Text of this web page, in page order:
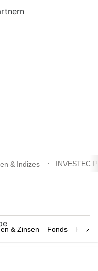
& Indizes INVESTEC
& Zinsen Fonds